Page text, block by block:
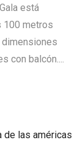
está
100 metros
dimensiones
con balcón....